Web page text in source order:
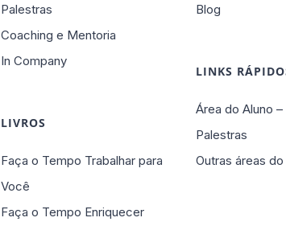
Palestras
Coaching e Mentoria
In Company
LIVROS
Faça o Tempo Trabalhar para
Você
Faça o Tempo Enriquecer
Blog
LINKS
Área do Aluno
Palestras
Outras áreas do